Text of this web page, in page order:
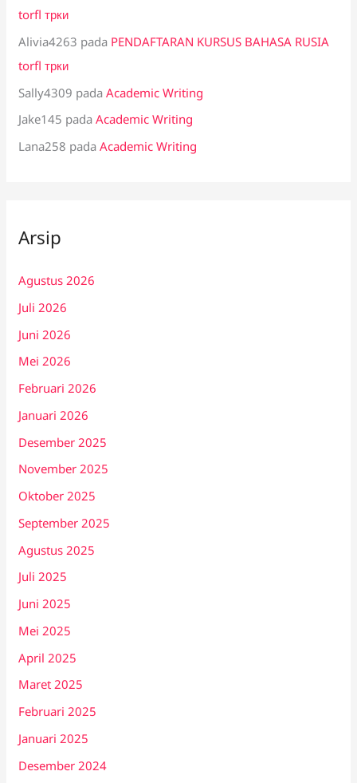
torfl трки
Alivia4263 pada PENDAFTARAN KURSUS BAHASA RUSIA
torfl трки
Sally4309 padaAcademic Writing
Jake145 padaAcademic Writing
Lana258 padaAcademic Writing
Arsip
Agustus 2026
Juli 2026
Juni 2026
Mei 2026
Februari 2026
Januari 2026
Desember 2025
November 2025
Oktober 2025
September 2025
Agustus 2025
Juli 2025
Juni 2025
Mei 2025
April 2025
Maret 2025
Februari 2025
Januari 2025
Desember 2024